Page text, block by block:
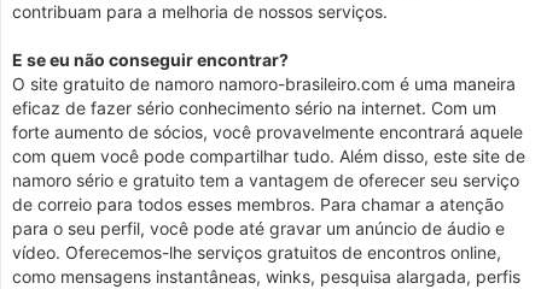
contribuam para a melhoria de nossos serviços.
E se eu não conseguir encontrar?
O site gratuito de namoro namoro-brasileiro.com é uma maneira
eficaz de fazer sério conhecimento sério na internet. Com um
forte aumento de sócios, você provavelmente encontrará aquele
com quem você pode compartilhar tudo. Além disso, este site de
namoro sério e gratuito tem a vantagem de oferecer seu serviço
de correio para todos esses membros. Para chamar a atenção
para o seu perfil, você pode até gravar um anúncio de áudio e
vídeo. Oferecemos-lhe serviços gratuitos de encontros online,
como mensagens instantâneas, winks, pesquisa alargada, perfis